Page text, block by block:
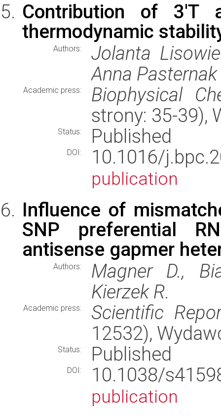
Contribution of 3′T
thermodynamic
Authors:
Jolanta
Anna Pasternak
Academic press:
Biophysical
strony: 35-39),
Status: Published
DOI: 10.1016/
publication
Influence of
SNP preferential
antisense gapmer
Authors:
Magner D.,
Kierzek R.
Academic press:
Scientific
12532),
Status: Published
DOI: 10.1038/
publication